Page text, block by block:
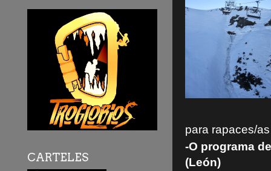
para rapaces/
-O programa
(León)
CARTELES